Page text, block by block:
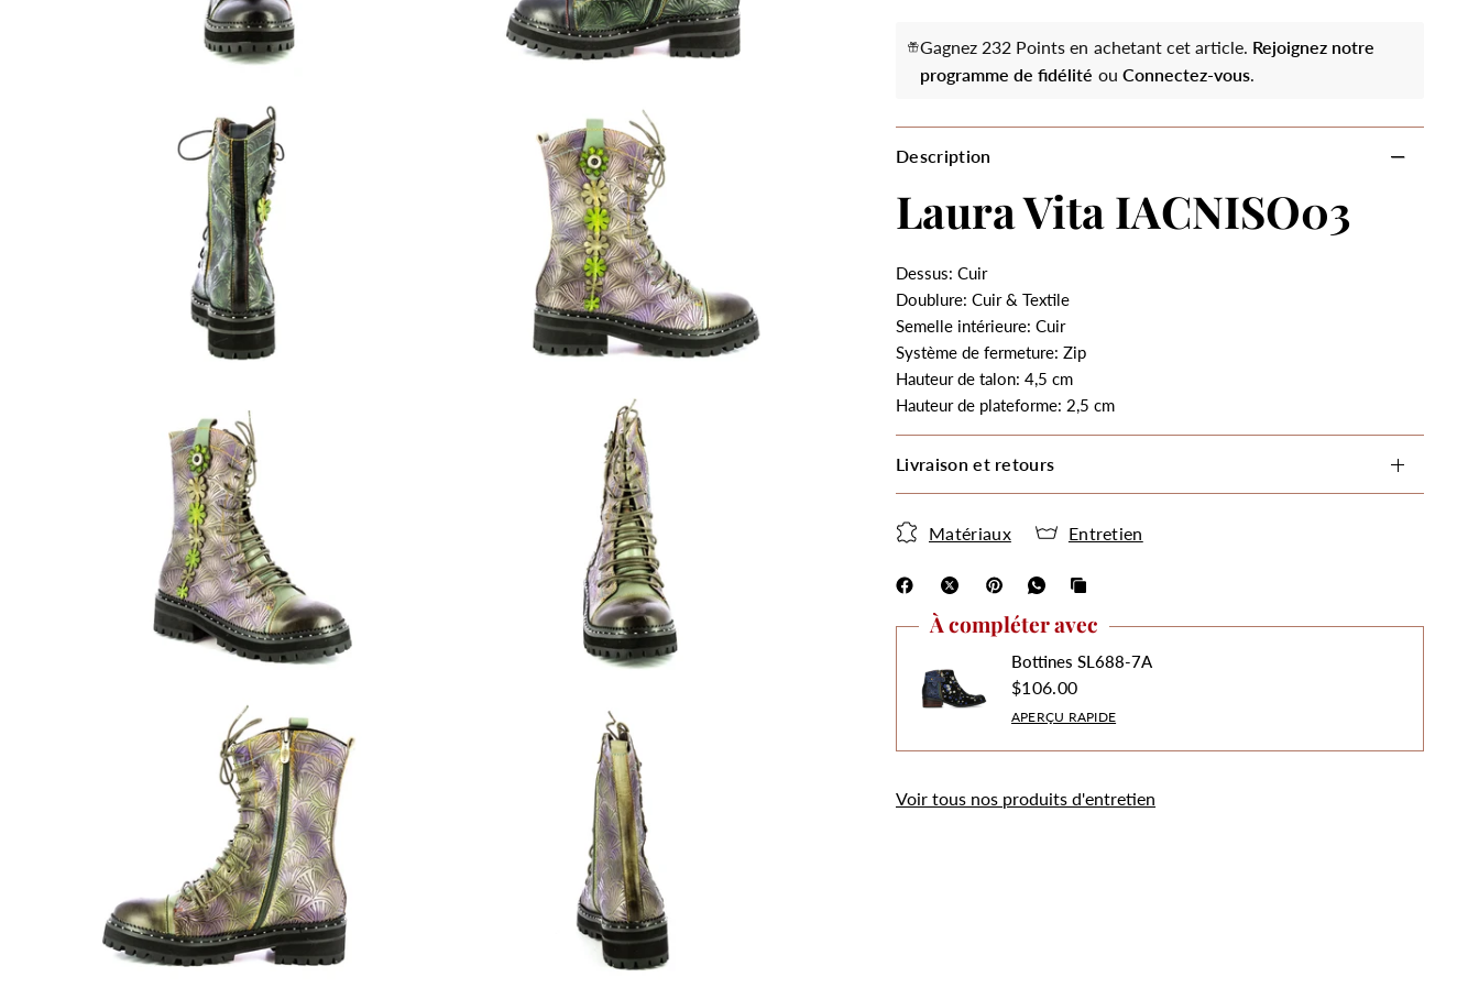
Gagnez 232 Points en achetant cet article. Rejoignez notre
programme de fidélité ou Connectez-vous.
Description
Laura Vita IACNISO03
Dessus: Cuir
Doublure: Cuir & Textile
Semelle intérieure: Cuir
Système de fermeture: Zip
Hauteur de talon: 4,5 cm
Hauteur de plateforme: 2,5 cm
Livraison et retours
Matériaux Entretien
À compléter avec
Bottines SL688-7A
$106.00
APERÇU RAPIDE
Voir tous nos produits d'entretien
Utilisation des
cookies
Les cookies et données personnelles nous
permettent de personnaliser le contenu et les
annonces, d’offrir des fonctionnalités relatives aux